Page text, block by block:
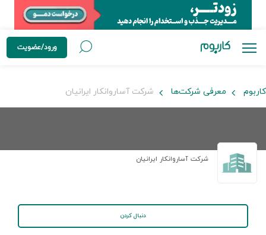
ورود/عضویت
کاربوم معرفی شرکت‌ها شرکت آساروانکار ایرانیان
شرکت آساروانکار ایرانیان
دنبال کردن